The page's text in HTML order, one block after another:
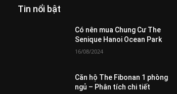
Tin nổi bật
All Featured
Có nên mua Chung Cư The
Senique Hanoi Ocean Park
16/08/2024
Căn hộ The Fibonan 1 phòng
ngủ – Phân tích chi tiết